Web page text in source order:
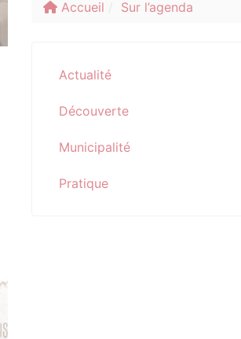
Accueil Sur l’agenda
Actualité
Découverte
Municipalité
Pratique